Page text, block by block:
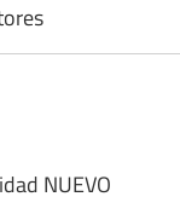
NUEVO